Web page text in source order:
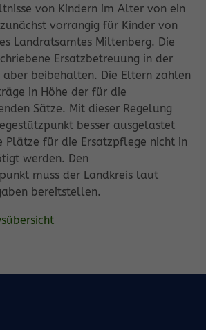
von Kindern im Alter von ein
vorrangig für Kinder von
Landratsamtes Miltenberg. Die
Ersatzbetreuung in der
beibehalten. Die Eltern zahlen
in Höhe der für die
Sätze. Mit dieser Regelung
besser ausgelastet
Plätze für die Ersatzpflege nicht in
werden. Den
muss der Landkreis laut
bereitstellen.